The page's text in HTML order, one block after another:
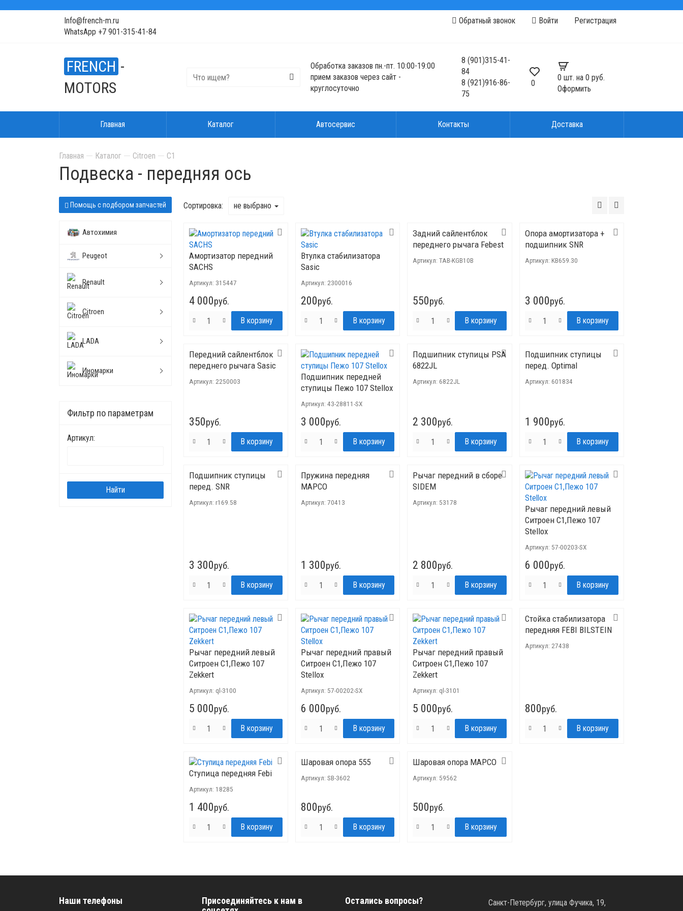
Info@french-m.ru
WhatsApp +7 901-315-41-84
Обратный звонок Войти Регистрация
FRENCH -
MOTORS
Обработка заказов пн.-пт. 10:00-19:00
прием заказов через сайт -
круглосуточно
8(901)315-41-
84
8(921)916-86-
75
0
0 шт. на 0 руб.
Оформить
Главная Каталог Автосервис Контакты Доставка
Главная Каталог Citroen C1
Подвеска - передняя ось
Помощь с подбором запчастей
Автохимия
Peugeot
Renault
Citroen
LADA
Иномарки
Фильтр по параметрам
Артикул:
Сортировка: не выбрано
Амортизатор передний
SACHS
Артикул: 315447
4 000руб.
Втулка стабилизатора
Sasic
Артикул: 2300016
200руб.
Задний сайлентблок
переднего рычага Febest
Артикул:TAB-KGB10B
550руб.
Опора амортизатора +
подшипник SNR
Артикул: KB659.30
3 000руб.
Передний сайлентблок
переднего рычага Sasic
Артикул: 2250003
350руб.
Подшипник передней
ступицы Пежо 107 Stellox
Артикул: 43-28811-SX
3 000руб.
Подшипник ступицы PSA
6822JL
Артикул: 6822JL
2 300руб.
Подшипник ступицы
перед. Optimal
Артикул: 601834
1 900руб.
Подшипник ступицы
перед. SNR
Артикул: r169.58
3 300руб.
Пружина передняя
MAPCO
Артикул: 70413
1 300руб.
Рычаг передний в сборе
SIDEM
Артикул: 53178
2 800руб.
Рычаг передний левый
Ситроен C1,Пежо 107
Stellox
Артикул: 57-00203-SX
6 000руб.
Рычаг передний левый
Ситроен C1,Пежо 107
Zekkert
Артикул: ql-3100
5 000руб.
Рычаг передний правый
Ситроен C1,Пежо 107
Stellox
Артикул: 57-00202-SX
6 000руб.
Рычаг передний правый
Ситроен C1,Пежо 107
Zekkert
Артикул: ql-3101
5 000руб.
Стойка стабилизатора
передняя FEBI BILSTEIN
Артикул: 27438
800руб.
Ступица передняя Febi
Артикул: 18285
1 400руб.
Шаровая опора 555
Артикул: SB-3602
800руб.
Шаровая опора MAPCO
Артикул: 59562
500руб.
Наши телефоны
Присоединяйтесь к нам в
Остались вопросы? Санкт-Петербург, улица Фучика, 19,